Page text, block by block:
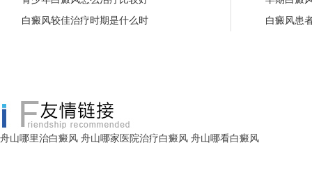
白癜风较佳治疗时期是什么时
白癜风患
舟山哪里治白癜风 舟山哪家医院治疗白癜风 舟山哪看白癜风